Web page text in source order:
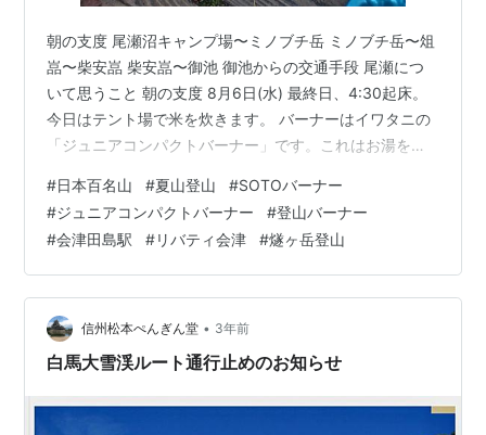
朝の支度 尾瀬沼キャンプ場〜ミノブチ岳 ミノブチ岳〜俎
嵓〜柴安嵓 柴安嵓〜御池 御池からの交通手段 尾瀬につ
いて思うこと 朝の支度 8月6日(水) 最終日、4:30起床。
今日はテント場で米を炊きます。 バーナーはイワタニの
「ジュニアコンパクトバーナー」です。これはお湯を沸
調理には不向きです。お米を炊くのも出来上がりにムラ
ができてしまうので途中でかき混ぜてました。同じCD缶
のバーナーならSOTOの「レギュラーストーブST-310」
にすれば良かったかな？ 「てんきとくらす」というweb
サイトの予報では燧ケ岳の天気は朝B12時からC。でも6
時現在で…
#日本百名山 #夏山登山 #SOTOバーナー
#ジュニアコンパクトバーナー #登山バーナー
#会津田島駅 #リバティ会津 #燧ヶ岳登山
信州松本ぺんぎん堂 • 3年前
白馬大雪渓ルート通行止めのお知らせ